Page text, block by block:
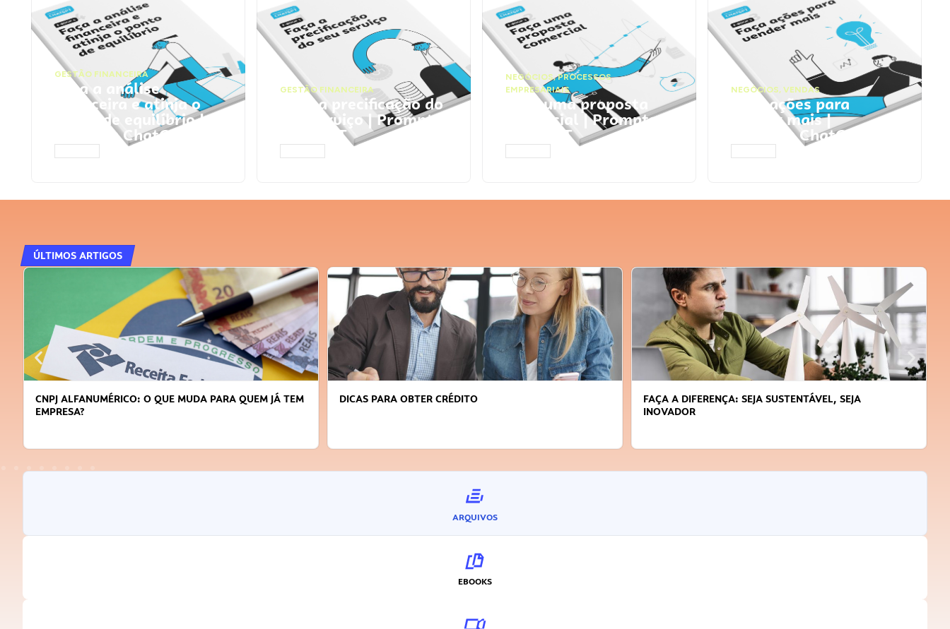
GESTÃO FINANCEIRA
Faça a análise
financeira e atinja o
ponto de equilíbrio |
Prompts ChatGPT
GESTÃO FINANCEIRA
Faça a precificação do
seu serviço | Prompts
ChatGPT
NEGÓCIOS,PROCESSOS
EMPRESARIAIS
Faça uma proposta
comercial | Prompts
ChatGPT
NEGÓCIOS, VENDAS
Faça ações para
vender mais |
Prompts ChatGPT
ÚLTIMOS ARTIGOS
CNPJ ALFANUMÉRICO: O QUE MUDA PARA QUEM JÁ TEM
EMPRESA?
DICAS PARA OBTER CRÉDITO
FAÇA A DIFERENÇA: SEJA SUSTENTÁVEL, SEJA
INOVADOR
ARQUIVOS
EBOOKS